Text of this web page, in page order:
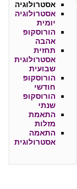
אסטרולוגיה
אסטרולוגיה
יומית
הורוסקופ
אהבה
תחזית
אסטרולוגית
שבועית
הורוסקופ
חודשי
הורוסקופ
שנתי
התאמת
מזלות
התאמה
אסטרולוגית